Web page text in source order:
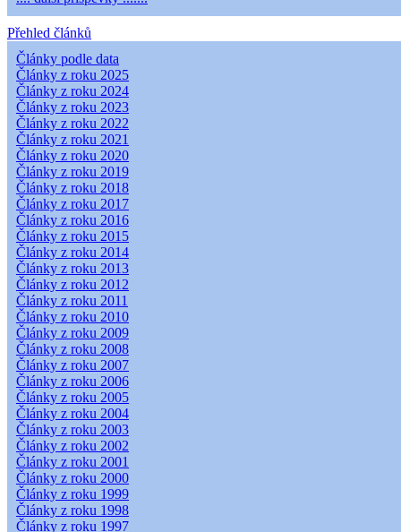
Přehled článků
Články podle data
Články z roku 2025
Články z roku 2024
Články z roku 2023
Články z roku 2022
Články z roku 2021
Články z roku 2020
Články z roku 2019
Články z roku 2018
Články z roku 2017
Články z roku 2016
Články z roku 2015
Články z roku 2014
Články z roku 2013
Články z roku 2012
Články z roku 2011
Články z roku 2010
Články z roku 2009
Články z roku 2008
Články z roku 2007
Články z roku 2006
Články z roku 2005
Články z roku 2004
Články z roku 2003
Články z roku 2002
Články z roku 2001
Články z roku 2000
Články z roku 1999
Články z roku 1998
Články z roku 1997